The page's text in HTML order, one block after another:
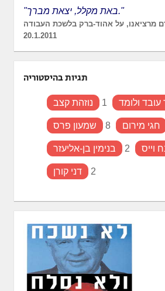
"באת מקלל, יצאת מברך."
מרציאנו, על אהוד-ברק בלשכת העבודה
20.1.2011
תגיות בהיסטוריה
נוזהת קצב 1 עובד ולומד
שמעון פרס 8 חגי מירום
בנימין בן-אליעזר 2 וייס
דני קורן 2